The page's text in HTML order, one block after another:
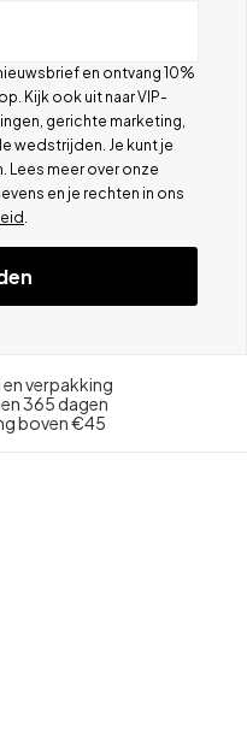
en ontvang 10%
Kijk ook uit naar VIP-
gerichte marketing,
wedstrijden. Je kunt je
meer over onze
en je rechten in ons
verpakking
365 dagen
boven €45